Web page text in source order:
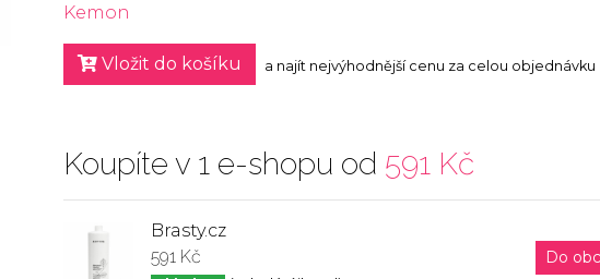
Kemon
Vložit do košíku a najít nejvýhodnější cenu za celou objednávku
Koupíte v 1 e-shopu od 591 Kč
Brasty.cz
591 Kč
Do